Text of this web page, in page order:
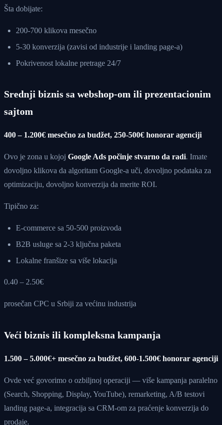
Šta dobijate:
200-700 klikova mesečno
5-30 konverzija (zavisi od industrije i landing page-a)
Pokrivenost lokalne pretrage 24/7
Srednji biznis sa webshop-om ili prezentacionim
sajtom
400 – 1.200€ mesečno za budžet, 250-500€ honorar agenciji
Ovo je zona u kojoj Google Ads počinje stvarno da radi. Imate
dovoljno klikova da algoritam Google-a uči, dovoljno podataka za
optimizaciju, dovoljno konverzija da merite ROI.
Tipično za:
E-commerce sa 50-500 proizvoda
B2B usluge sa 2-3 ključna paketa
Lokalne franšize sa više lokacija
0.40 – 2.50€
prosečan CPC u Srbiji za većinu industrija
Veći biznis ili kompleksna kampanja
1.500 – 5.000€+ mesečno za budžet, 600-1.500€ honorar agenciji
Ovde već govorimo o ozbiljnoj operaciji — više kampanja paralelno
(Search, Shopping, Display, YouTube), remarketing, A/B testovi
landing page-a, integracija sa CRM-om za praćenje konverzija do
prodaje.